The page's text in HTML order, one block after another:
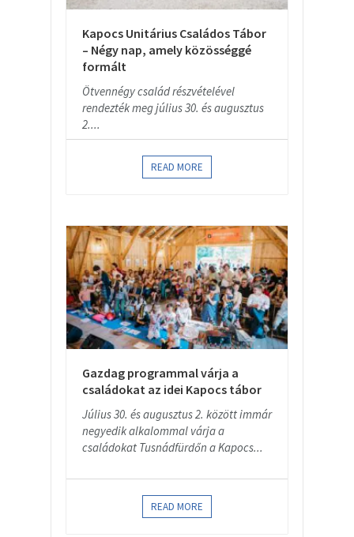
Kapocs Unitárius Családos Tábor
– Négy nap, amely közösséggé
formált
Ötvennégy család részvételével
rendezték meg július 30. és augusztus
2....
READ MORE
Gazdag programmal várja a
családokat az idei Kapocs tábor
Július 30. és augusztus 2. között immár
negyedik alkalommal várja a
családokat Tusnádfürdőn a Kapocs...
READ MORE